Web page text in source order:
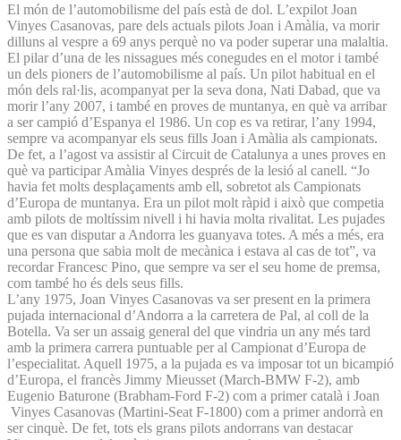
El món de l’automobilisme del país està de dol. L’expilot Joan
Vinyes Casanovas, pare dels actuals pilots Joan i Amàlia, va morir
dilluns al vespre a 69 anys perquè no va poder superar una malaltia.
El pilar d’una de les nissagues més conegudes en el motor i també
un dels pioners de l’automobilisme al país. Un pilot habitual en el
món dels ral·lis, acompanyat per la seva dona, Nati Dabad, que va
morir l’any 2007, i també en proves de muntanya, en què va arribar
a ser campió d’Espanya el 1986. Un cop es va retirar, l’any 1994,
sempre va acompanyar els seus fills Joan i Amàlia als campionats.
De fet, a l’agost va assistir al Circuit de Catalunya a unes proves en
què va participar Amàlia Vinyes després de la lesió al canell. “Jo
havia fet molts desplaçaments amb ell, sobretot als Campionats
d’Europa de muntanya. Era un pilot molt ràpid i això que competia
amb pilots de moltíssim nivell i hi havia molta rivalitat. Les pujades
que es van disputar a Andorra les guanyava totes. A més a més, era
una persona que sabia molt de mecànica i estava al cas de tot”, va
recordar Francesc Pino, que sempre va ser el seu home de premsa,
com també ho és dels seus fills.
L’any 1975, Joan Vinyes Casanovas va ser present en la primera
pujada internacional d’Andorra a la carretera de Pal, al coll de la
Botella. Va ser un assaig general del que vindria un any més tard
amb la primera carrera puntuable per al Campionat d’Europa de
l’especialitat. Aquell 1975, a la pujada es va imposar tot un bicampió
d’Europa, el francès Jimmy Mieusset (March-BMW F-2), amb
Eugenio Baturone (Brabham-Ford F-2) com a primer català i Joan
Vinyes Casanovas (Martini-Seat F-1800) com a primer andorrà en
ser cinquè. De fet, tots els grans pilots andorrans van destacar